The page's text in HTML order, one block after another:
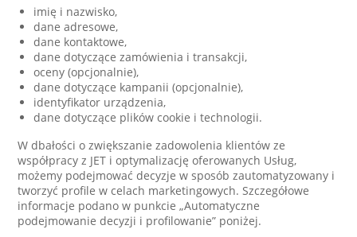
imię i nazwisko,
dane adresowe,
dane kontaktowe,
dane dotyczące zamówienia i transakcji,
oceny (opcjonalnie),
dane dotyczące kampanii (opcjonalnie),
identyfikator urządzenia,
dane dotyczące plików cookie i technologii.
W dbałości o zwiększanie zadowolenia klientów ze
współpracy z JET i optymalizację oferowanych Usług,
możemy podejmować decyzje w sposób zautomatyzowany i
tworzyć profile w celach marketingowych. Szczegółowe
informacje podano w punkcie „Automatyczne
podejmowanie decyzji i profilowanie” poniżej.